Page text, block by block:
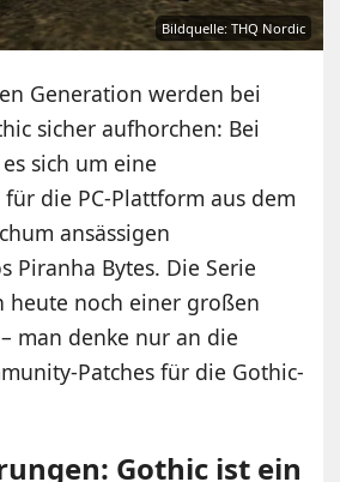
Bildquelle: THQ Nordic
Generation werden bei
sicher aufhorchen: Bei
sich um eine
die PC-Plattform aus dem
ansässigen
Piranha Bytes. Die Serie
heute noch einer großen
man denke nur an die
Patches für die Gothic-
Gothic ist ein